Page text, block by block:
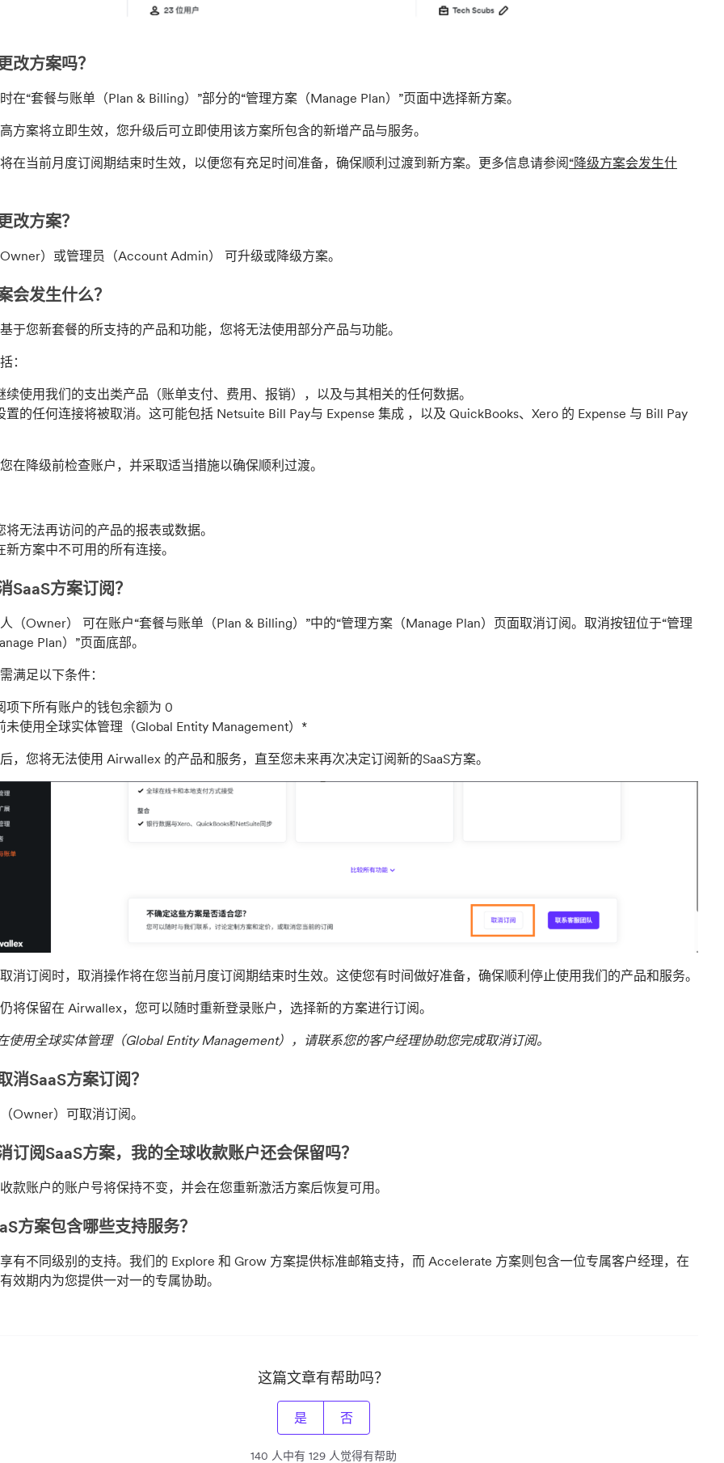
改方案吗？
在“套餐与账单（Plan & Billing）”部分的“管理方案（Manage Plan）”页面中选择新方案。
方案将立即生效，您升级后可立即使用该方案所包含的新增产品与服务。
在当前月度订阅期结束时生效，以便您有充足时间准备，确保顺利过渡到新方案。更多信息请参阅“降级方案会发生什
改方案？
）或管理员（Account Admin） 可升级或降级方案。
会发生什么？
于您新套餐的所支持的产品和功能，您将无法使用部分产品与功能。
：
续使用我们的支出类产品（账单支付、费用、报销），以及与其相关的任何数据。
置的任何连接将被取消。这可能包括 Netsuite Bill Pay与 Expense 集成 ，以及 QuickBooks、Xero 的 Expense 与 Bill Pay
在降级前检查账户，并采取适当措施以确保顺利过渡。
将无法再访问的产品的报表或数据。
新方案中不可用的所有连接。
SaaS方案订阅？
（Owner） 可在账户“套餐与账单（Plan & Billing）”中的“管理方案（Manage Plan）页面取消订阅。取消按钮位于“管理
Plan）”页面底部。
满足以下条件：
项下所有账户的钱包余额为 0
未使用全球实体管理（Global Entity Management） *
，您将无法使用 Airwallex 的产品和服务，直至您未来再次决定订阅新的SaaS方案。
消订阅时，取消操作将在您当前月度订阅期结束时生效。这使您有时间做好准备，确保顺利停止使用我们的产品和服务。
将保留在 Airwallex，您可以随时重新登录账户，选择新的方案进行订阅。
使用全球实体管理（Global Entity Management），请联系您的客户经理协助您完成取消订阅。
消SaaS方案订阅？
Owner）可取消订阅。
订阅SaaS方案，我的全球收款账户还会保留吗？
款账户的账户号将保持不变，并会在您重新激活方案后恢复可用。
方案包含哪些支持服务？
有不同级别的支持。我们的 Explore 和 Grow 方案提供标准邮箱支持，而 Accelerate 方案则包含一位专属客户经理，在
效期内为您提供一对一的专属协助。
这篇文章有帮助吗？
是 否
140 人中有 129 人觉得有帮助